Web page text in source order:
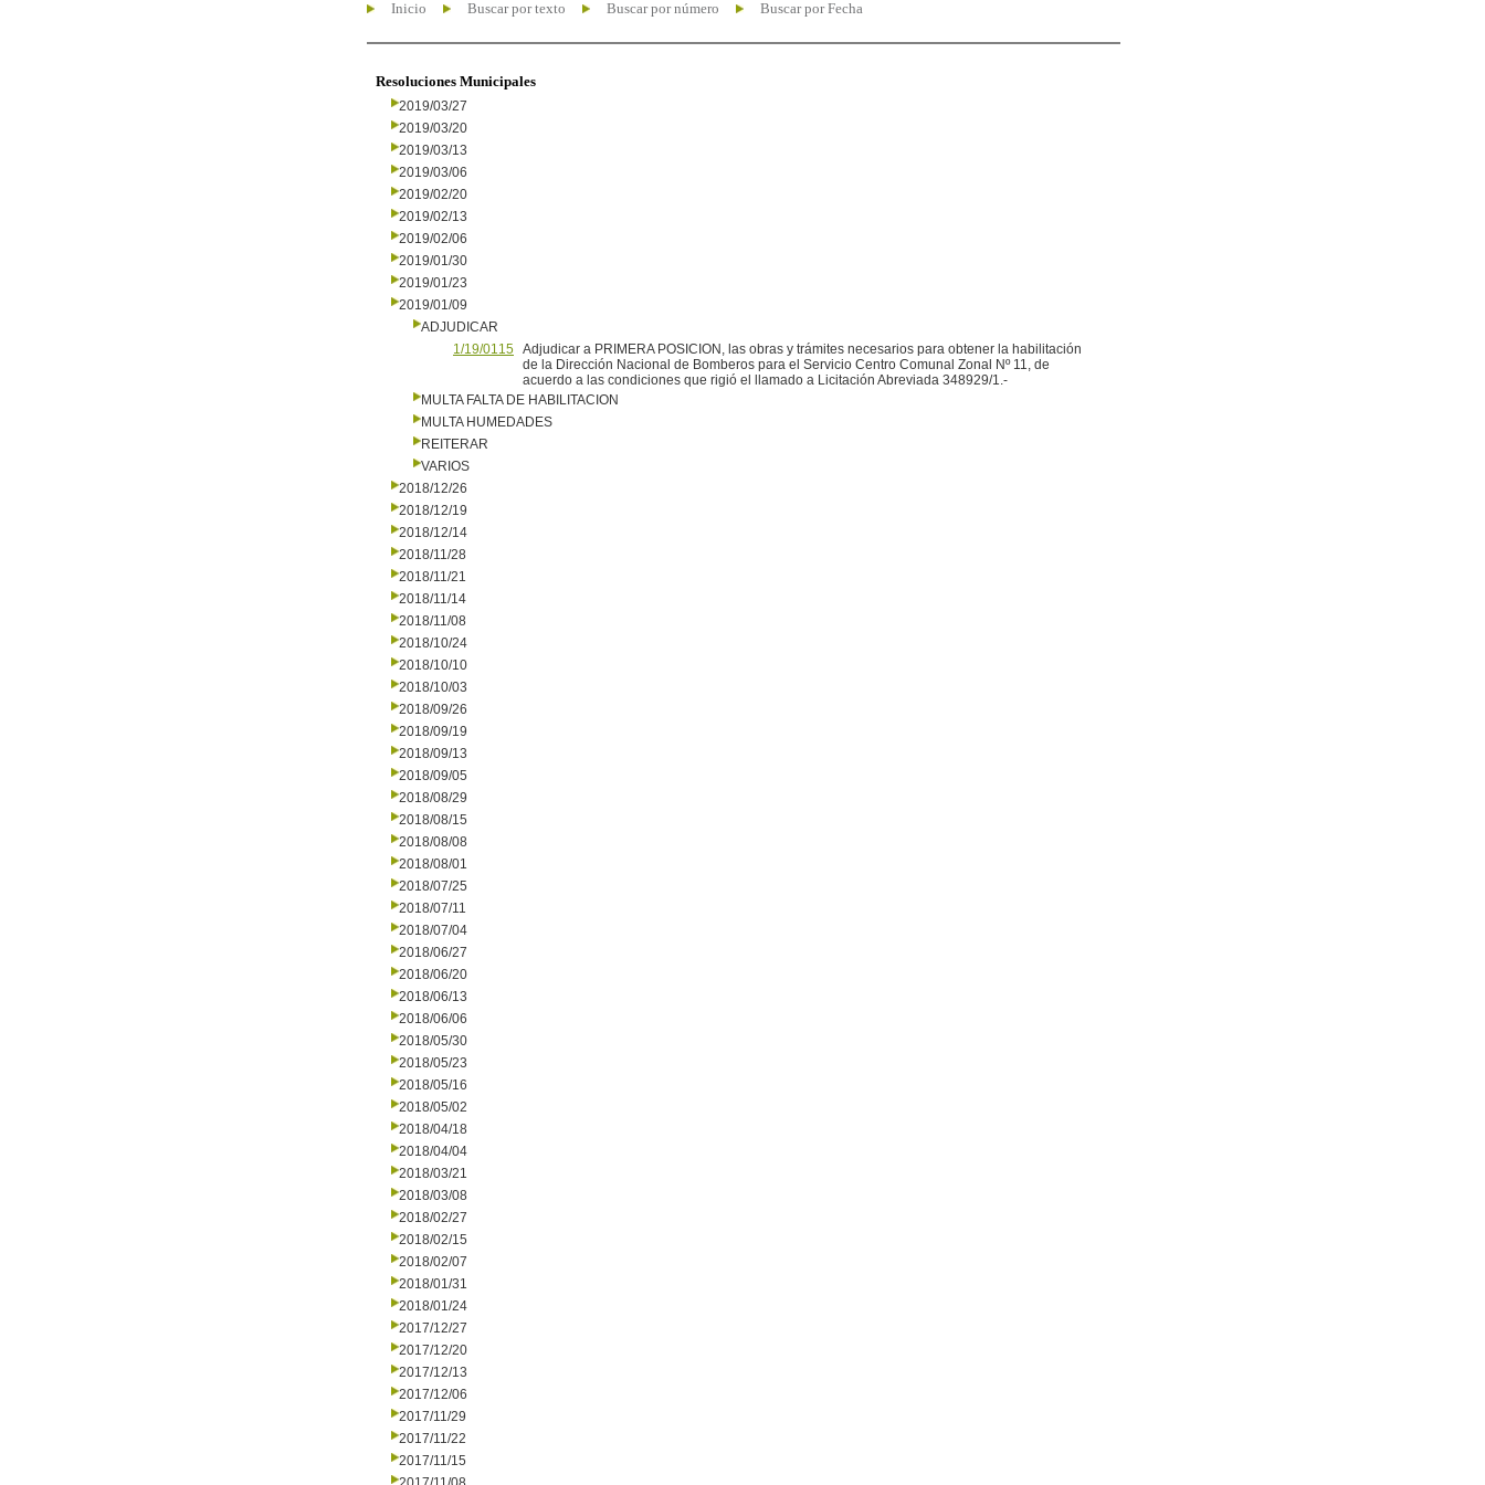
Inicio Buscar por texto Buscar por número Buscar por Fecha
Resoluciones Municipales
2019/03/27
2019/03/20
2019/03/13
2019/03/06
2019/02/20
2019/02/13
2019/02/06
2019/01/30
2019/01/23
2019/01/09
ADJUDICAR
1/19/0115 Adjudicar a PRIMERA POSICION, las obras y trámites necesarios para obtener la habilitación
de la Dirección Nacional de Bomberos para el Servicio Centro Comunal Zonal Nº 11, de
acuerdo a las condiciones que rigió el llamado a Licitación Abreviada 348929/1.-
MULTA FALTA DE HABILITACION
MULTA HUMEDADES
REITERAR
VARIOS
2018/12/26
2018/12/19
2018/12/14
2018/11/28
2018/11/21
2018/11/14
2018/11/08
2018/10/24
2018/10/10
2018/10/03
2018/09/26
2018/09/19
2018/09/13
2018/09/05
2018/08/29
2018/08/15
2018/08/08
2018/08/01
2018/07/25
2018/07/11
2018/07/04
2018/06/27
2018/06/20
2018/06/13
2018/06/06
2018/05/30
2018/05/23
2018/05/16
2018/05/02
2018/04/18
2018/04/04
2018/03/21
2018/03/08
2018/02/27
2018/02/15
2018/02/07
2018/01/31
2018/01/24
2017/12/27
2017/12/20
2017/12/13
2017/12/06
2017/11/29
2017/11/22
2017/11/15